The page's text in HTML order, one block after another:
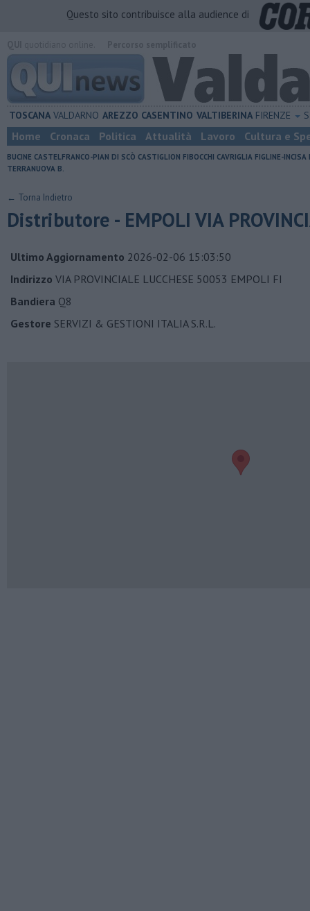
Questo sito contribuisce alla audience di
TOSCANA VALDARNO AREZZO CASENTINO VALTIBERINA FIRENZE
Home Cronaca Politica Attualità Lavoro Cultura e
BUCINE CASTELFRANCO-PIAN DI SCÒ CASTIGLION FIBOCCHI CAVRIGLIA FIGLINE-INCISA
TERRANUOVA B.
← Torna Indietro
Distributore - EMPOLI VIA
Ultimo Aggiornamento 2026-02-06 15:03:50
Indirizzo VIA PROVINCIALE LUCCHESE 50053 EMPOLI FI
Bandiera Q8
Gestore SERVIZI & GESTIONI ITALIA S.R.L.